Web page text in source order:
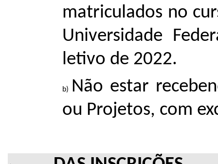
matriculados no
Universidade
letivo de 2022.
Não estar
ou Projetos, com